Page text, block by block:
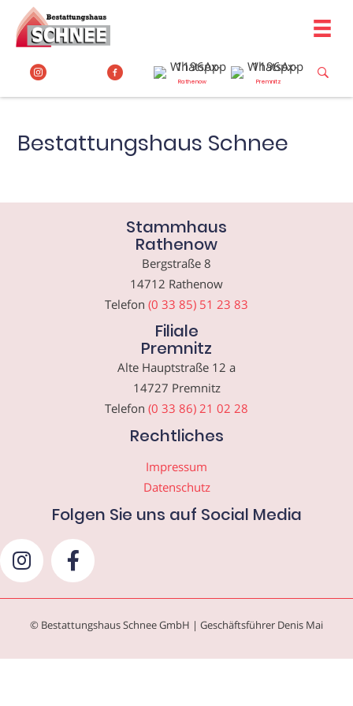
Inhalt
springen
Rathenow Premnitz
Bestattungshaus Schnee
Stammhaus
Rathenow
Bergstraße 8
14712 Rathenow
Telefon (0 33 85) 51 23 83
Filiale
Premnitz
Alte Hauptstraße 12 a
14727 Premnitz
Telefon (0 33 86) 21 02 28
Rechtliches
Impressum
Datenschutz
Folgen Sie uns auf Social Media
© Bestattungshaus Schnee GmbH | Geschäftsführer Denis Mai